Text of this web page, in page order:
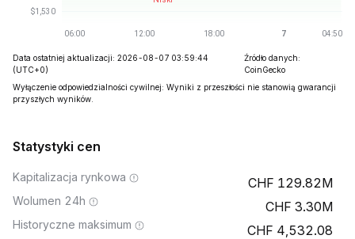
Data ostatniej aktualizacji: 2026-08-07 03:59:44
(UTC+0)
Źródło danych:
CoinGecko
Wyłączenie odpowiedzialności cywilnej: Wyniki z przeszłości nie stanowią gwarancji
przyszłych wyników.
Statystyki cen
Kapitalizacja rynkowa 129.82M
Wolumen 24h 3.30M
Historyczne maksimum 4,532.08